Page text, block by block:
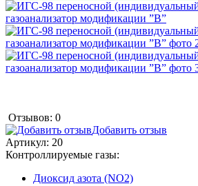
Отзывов: 0
Добавить отзыв
Артикул: 20
Контроллируемые газы:
Диоксид азота (NO2)